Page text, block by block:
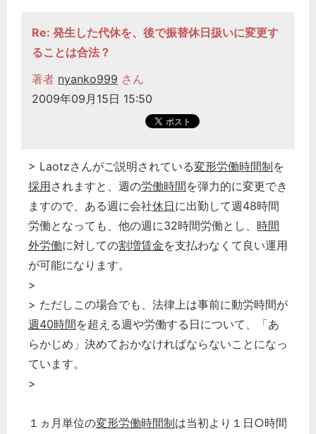
Re: 発生した代休を、後で振替休日扱いに変更す
ることは合法？
著者 nyanko999 さん
2009年09月15日 15:50
> Laotzさんがご説明されている変形労働時間制を
採用されますと、週の労働時間を弾力的に変更でき
ますので、ある週に会社休日に出勤して週48時間
労働となっても、他の週に32時間労働とし、 時間
外労働に対しての割増賃金を支払わなくて良い運用
が可能になります。
>
> ただしこの場合でも、法律上は事前に動労時間が
週40時間を超える週や労働する日について、「あ
らかじめ」決めておかなければならないことになっ
ています。
>
１ヵ月単位の変形労働時間制は当初より１日○時間